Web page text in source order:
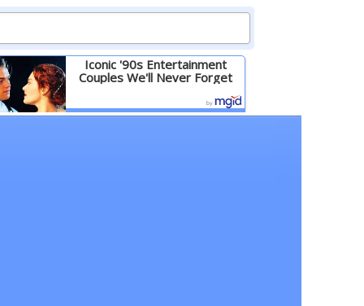
Iconic '90s Entertainment
Couples We'll Never Forget
Детальніше